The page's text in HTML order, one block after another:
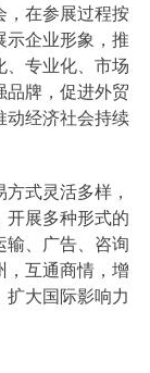
，在参展过程按
示企业形象，推
、专业化、市场
品牌，促进外贸
动经济社会持续
式灵活多样，
开展多种形式的
输、广告、咨询
，互通商情，增
扩大国际影响力